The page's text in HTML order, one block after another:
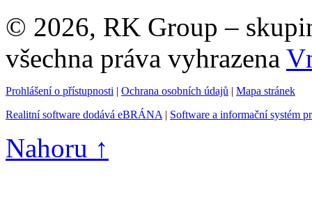
© 2026, RK Group –
všechna práva vyhrazena
Prohlášení o přístupnosti | Ochrana osobních údajů | Mapa stránek
Realitní software dodává eBRÁNA | Software a informační systém
Nahoru ↑